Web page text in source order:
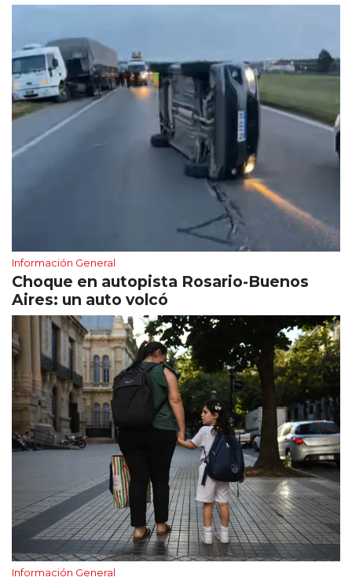
Información General
Choque en autopista Rosario-Buenos
Aires: un auto volcó
Información General